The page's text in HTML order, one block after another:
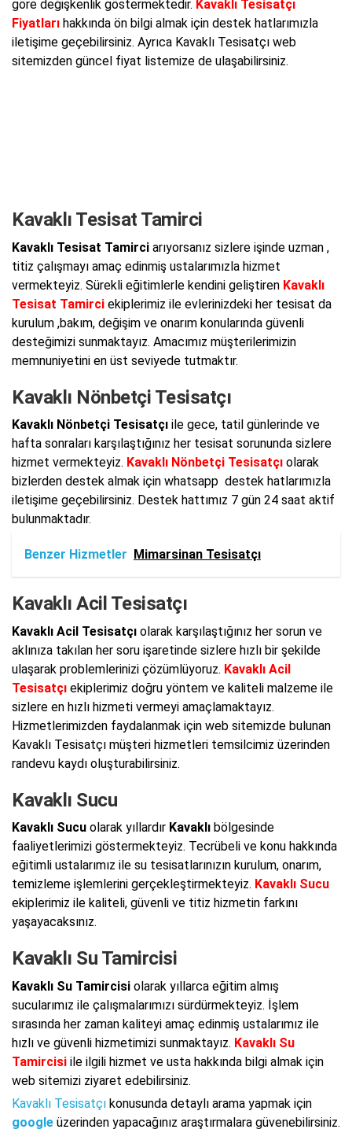
göre değişkenlik göstermektedir. Kavaklı Tesisatçı
Fiyatları hakkında ön bilgi almak için destek hatlarımızla
iletişime geçebilirsiniz. Ayrıca Kavaklı Tesisatçı web
sitemizden güncel fiyat listemize de ulaşabilirsiniz.
Kavaklı Tesisat Tamirci
Kavaklı Tesisat Tamirci arıyorsanız sizlere işinde uzman ,
titiz çalışmayı amaç edinmiş ustalarımızla hizmet
vermekteyiz. Sürekli eğitimlerle kendini geliştiren Kavaklı
Tesisat Tamirci ekiplerimiz ile evlerinizdeki her tesisat da
kurulum ,bakım, değişim ve onarım konularında güvenli
desteğimizi sunmaktayız. Amacımız müşterilerimizin
memnuniyetini en üst seviyede tutmaktır.
Kavaklı Nönbetçi Tesisatçı
Kavaklı Nönbetçi Tesisatçı ile gece, tatil günlerinde ve
hafta sonraları karşılaştığınız her tesisat sorununda sizlere
hizmet vermekteyiz. Kavaklı Nönbetçi Tesisatçı olarak
bizlerden destek almak için whatsapp destek hatlarımızla
iletişime geçebilirsiniz. Destek hattımız 7 gün 24 saat aktif
bulunmaktadır.
Benzer Hizmetler Mimarsinan Tesisatçı
Kavaklı Acil Tesisatçı
Kavaklı Acil Tesisatçı olarak karşılaştığınız her sorun ve
aklınıza takılan her soru işaretinde sizlere hızlı bir şekilde
ulaşarak problemlerinizi çözümlüyoruz. Kavaklı Acil
Tesisatçı ekiplerimiz doğru yöntem ve kaliteli malzeme ile
sizlere en hızlı hizmeti vermeyi amaçlamaktayız.
Hizmetlerimizden faydalanmak için web sitemizde bulunan
Kavaklı Tesisatçı müşteri hizmetleri temsilcimiz üzerinden
randevu kaydı oluşturabilirsiniz.
Kavaklı Sucu
Kavaklı Sucu olarak yıllardır Kavaklı bölgesinde
faaliyetlerimizi göstermekteyiz. Tecrübeli ve konu hakkında
eğitimli ustalarımız ile su tesisatlarınızın kurulum, onarım,
temizleme işlemlerini gerçekleştirmekteyiz. Kavaklı Sucu
ekiplerimiz ile kaliteli, güvenli ve titiz hizmetin farkını
yaşayacaksınız.
Kavaklı Su Tamircisi
Kavaklı Su Tamircisi olarak yıllarca eğitim almış
sucularımız ile çalışmalarımızı sürdürmekteyiz. İşlem
sırasında her zaman kaliteyi amaç edinmiş ustalarımız ile
hızlı ve güvenli hizmetimizi sunmaktayız. Kavaklı Su
Tamircisi ile ilgili hizmet ve usta hakkında bilgi almak için
web sitemizi ziyaret edebilirsiniz.
Kavaklı Tesisatçı konusunda detaylı arama yapmak için
google üzerinden yapacağınız araştırmalara güvenebilirsiniz.